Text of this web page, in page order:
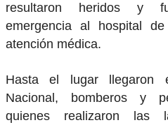
resultaron heridos y
emergencia al hospital
atención médica.
Hasta el lugar llegaron
Nacional, bomberos y
quienes realizaron las